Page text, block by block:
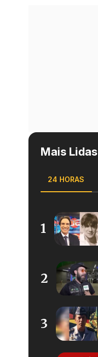
Mais Lidas
24 HORAS
1
2
3